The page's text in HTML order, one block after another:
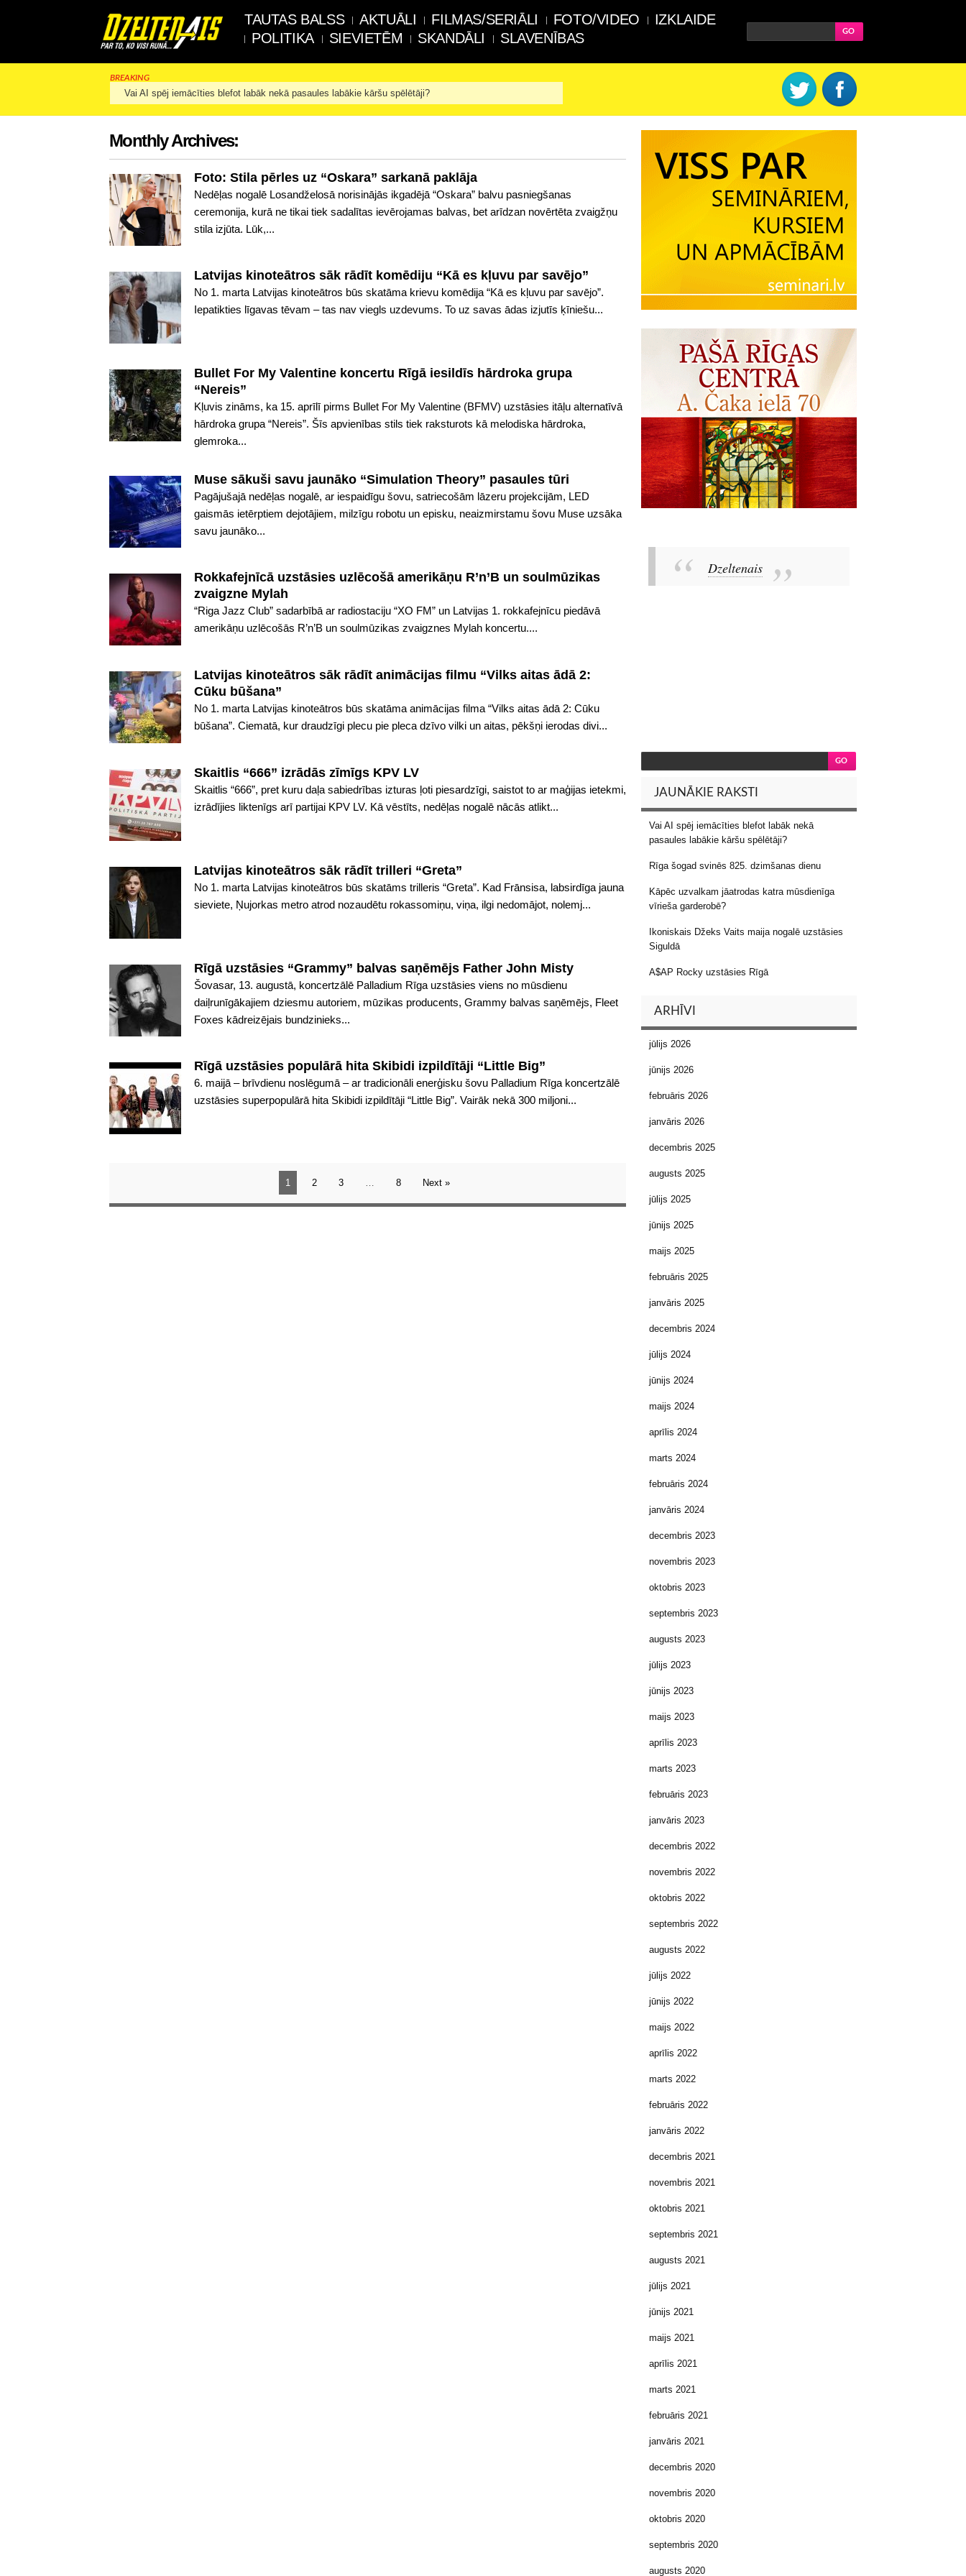
TAUTAS BALSS AKTUĀLI FILMAS/SERIĀLI FOTO/VIDEO
IZKLAIDE
POLITIKA
SIEVIETĒM SKANDĀLI SLAVENĪBAS
BREAKING
Vai AI spēj iemācīties blefot labāk nekā pasaules labākie kāršu spēlētāji?
Monthly Archives:
Foto: Stila pērles uz “Oskara” sarkanā paklāja
Nedēļas nogalē Losandželosā norisinājās ikgadējā “Oskara” balvu pasniegšanas
ceremonija, kurā ne tikai tiek sadalītas ievērojamas balvas, bet arīdzan novērtēta zvaigžņu
stila izjūta. Lūk,...
Latvijas kinoteātros sāk rādīt komēdiju “Kā es kļuvu par savējo”
No 1. marta Latvijas kinoteātros būs skatāma krievu komēdija “Kā es kļuvu par savējo”.
Iepatikties līgavas tēvam – tas nav viegls uzdevums. To uz savas ādas izjutīs ķīniešu...
Bullet For My Valentine koncertu Rīgā iesildīs hārdroka grupa
“Nereis”
Kļuvis zināms, ka 15. aprīlī pirms Bullet For My Valentine (BFMV) uzstāsies itāļu alternatīvā
hārdroka grupa “Nereis”. Šīs apvienības stils tiek raksturots kā melodiska hārdroka,
glemroka...
Muse sākuši savu jaunāko “Simulation Theory” pasaules tūri
Pagājušajā nedēļas nogalē, ar iespaidīgu šovu, satriecošām lāzeru projekcijām, LED
gaismās ietērptiem dejotājiem, milzīgu robotu un episku, neaizmirstamu šovu Muse uzsāka
savu jaunāko...
Rokkafejnīcā uzstāsies uzlēcošā amerikāņu R’n’B un soulmūzikas
zvaigzne Mylah
“Riga Jazz Club” sadarbībā ar radiostaciju “XO FM” un Latvijas 1. rokkafejnīcu piedāvā
amerikāņu uzlēcošās R’n’B un soulmūzikas zvaigznes Mylah koncertu....
Latvijas kinoteātros sāk rādīt animācijas filmu “Vilks aitas ādā 2:
Cūku būšana”
No 1. marta Latvijas kinoteātros būs skatāma animācijas filma “Vilks aitas ādā 2: Cūku
būšana”. Ciematā, kur draudzīgi plecu pie pleca dzīvo vilki un aitas, pēkšņi ierodas divi...
Skaitlis “666” izrādās zīmīgs KPV LV
Skaitlis “666”, pret kuru daļa sabiedrības izturas ļoti piesardzīgi, saistot to ar maģijas ietekmi,
izrādījies liktenīgs arī partijai KPV LV. Kā vēstīts, nedēļas nogalē nācās atlikt...
Latvijas kinoteātros sāk rādīt trilleri “Greta”
No 1. marta Latvijas kinoteātros būs skatāms trilleris “Greta”. Kad Frānsisa, labsirdīga jauna
sieviete, Ņujorkas metro atrod nozaudētu rokassomiņu, viņa, ilgi nedomājot, nolemj...
Rīgā uzstāsies “Grammy” balvas saņēmējs Father John Misty
Šovasar, 13. augustā, koncertzālē Palladium Rīga uzstāsies viens no mūsdienu
daiļrunīgākajiem dziesmu autoriem, mūzikas producents, Grammy balvas saņēmējs, Fleet
Foxes kādreizējais bundzinieks...
Rīgā uzstāsies populārā hita Skibidi izpildītāji “Little Big”
6. maijā – brīvdienu noslēgumā – ar tradicionāli enerģisku šovu Palladium Rīga koncertzālē
uzstāsies superpopulārā hita Skibidi izpildītāji “Little Big”. Vairāk nekā 300 miljoni...
1 2 3 … 8 Next »
Dzeltenais
JAUNĀKIE RAKSTI
Vai AI spēj iemācīties blefot labāk nekā
pasaules labākie kāršu spēlētāji?
Rīga šogad svinēs 825. dzimšanas dienu
Kāpēc uzvalkam jāatrodas katra mūsdienīga
vīrieša garderobē?
Ikoniskais Džeks Vaits maija nogalē uzstāsies
Siguldā
A$AP Rocky uzstāsies Rīgā
ARHĪVI
jūlijs 2026
jūnijs 2026
februāris 2026
janvāris 2026
decembris 2025
augusts 2025
jūlijs 2025
jūnijs 2025
maijs 2025
februāris 2025
janvāris 2025
decembris 2024
jūlijs 2024
jūnijs 2024
maijs 2024
aprīlis 2024
marts 2024
februāris 2024
janvāris 2024
decembris 2023
novembris 2023
oktobris 2023
septembris 2023
augusts 2023
jūlijs 2023
jūnijs 2023
maijs 2023
aprīlis 2023
marts 2023
februāris 2023
janvāris 2023
decembris 2022
novembris 2022
oktobris 2022
septembris 2022
augusts 2022
jūlijs 2022
jūnijs 2022
maijs 2022
aprīlis 2022
marts 2022
februāris 2022
janvāris 2022
decembris 2021
novembris 2021
oktobris 2021
septembris 2021
augusts 2021
jūlijs 2021
jūnijs 2021
maijs 2021
aprīlis 2021
marts 2021
februāris 2021
janvāris 2021
decembris 2020
novembris 2020
oktobris 2020
septembris 2020
augusts 2020